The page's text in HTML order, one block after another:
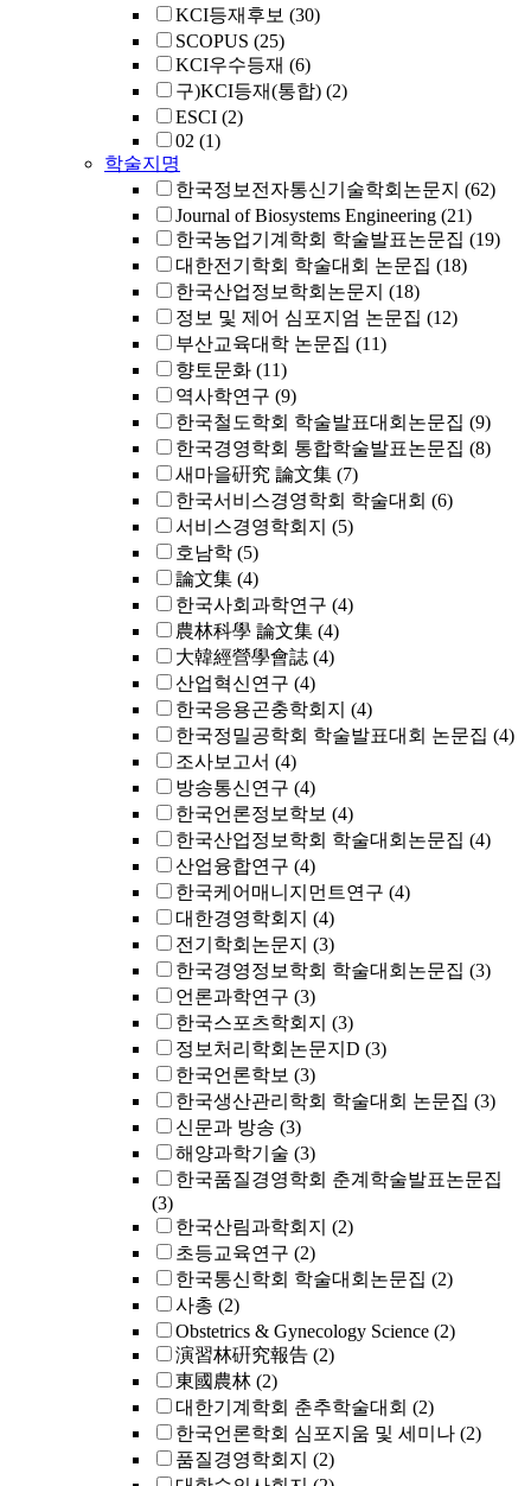
KCI등재후보 (30)
SCOPUS (25)
KCI우수등재 (6)
구)KCI등재(통합) (2)
ESCI (2)
02 (1)
학술지명
한국정보전자통신기술학회논문지 (62)
Journal of Biosystems Engineering (21)
한국농업기계학회 학술발표논문집 (19)
대한전기학회 학술대회 논문집 (18)
한국산업정보학회논문지 (18)
정보 및 제어 심포지엄 논문집 (12)
부산교육대학 논문집 (11)
향토문화 (11)
역사학연구 (9)
한국철도학회 학술발표대회논문집 (9)
한국경영학회 통합학술발표논문집 (8)
새마을硏究 論文集 (7)
한국서비스경영학회 학술대회 (6)
서비스경영학회지 (5)
호남학 (5)
論文集 (4)
한국사회과학연구 (4)
農林科學 論文集 (4)
大韓經營學會誌 (4)
산업혁신연구 (4)
한국응용곤충학회지 (4)
한국정밀공학회 학술발표대회 논문집 (4)
조사보고서 (4)
방송통신연구 (4)
한국언론정보학보 (4)
한국산업정보학회 학술대회논문집 (4)
산업융합연구 (4)
한국케어매니지먼트연구 (4)
대한경영학회지 (4)
전기학회논문지 (3)
한국경영정보학회 학술대회논문집 (3)
언론과학연구 (3)
한국스포츠학회지 (3)
정보처리학회논문지D (3)
한국언론학보 (3)
한국생산관리학회 학술대회 논문집 (3)
신문과 방송 (3)
해양과학기술 (3)
한국품질경영학회 춘계학술발표논문집
(3)
한국산림과학회지 (2)
초등교육연구 (2)
한국통신학회 학술대회논문집 (2)
사총 (2)
Obstetrics & Gynecology Science (2)
演習林硏究報告 (2)
東國農林 (2)
대한기계학회 춘추학술대회 (2)
한국언론학회 심포지움 및 세미나 (2)
품질경영학회지 (2)